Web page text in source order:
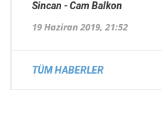
Sincan - Cam Balkon
19 Haziran 2019, 21:52
TÜM HABERLER